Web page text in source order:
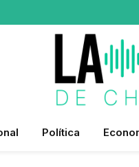
Política